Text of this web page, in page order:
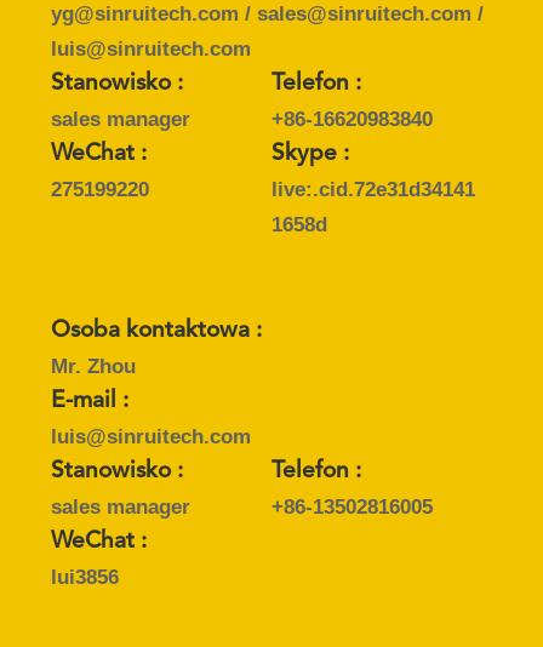
yg@sinruitech.com / sales@sinruitech.com /
luis@sinruitech.com
Stanowisko :
sales manager
Telefon :
+86-16620983840
WeChat :
275199220
Skype :
live:.cid.72e31d34141
1658d
Osoba kontaktowa :
Mr. Zhou
E-mail :
luis@sinruitech.com
Stanowisko :
sales manager
Telefon :
+86-13502816005
WeChat :
lui3856